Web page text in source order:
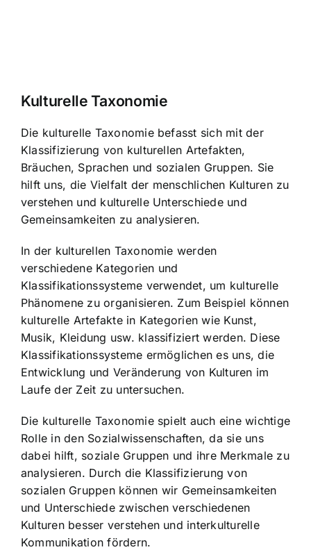
Kulturelle Taxonomie
Die kulturelle Taxonomie befasst sich mit der
Klassifizierung von kulturellen Artefakten,
Bräuchen, Sprachen und sozialen Gruppen. Sie
hilft uns, die Vielfalt der menschlichen Kulturen zu
verstehen und kulturelle Unterschiede und
Gemeinsamkeiten zu analysieren.
In der kulturellen Taxonomie werden
verschiedene Kategorien und
Klassifikationssysteme verwendet, um kulturelle
Phänomene zu organisieren. Zum Beispiel können
kulturelle Artefakte in Kategorien wie Kunst,
Musik, Kleidung usw. klassifiziert werden. Diese
Klassifikationssysteme ermöglichen es uns, die
Entwicklung und Veränderung von Kulturen im
Laufe der Zeit zu untersuchen.
Die kulturelle Taxonomie spielt auch eine wichtige
Rolle in den Sozialwissenschaften, da sie uns
dabei hilft, soziale Gruppen und ihre Merkmale zu
analysieren. Durch die Klassifizierung von
sozialen Gruppen können wir Gemeinsamkeiten
und Unterschiede zwischen verschiedenen
Kulturen besser verstehen und interkulturelle
Kommunikation fördern.